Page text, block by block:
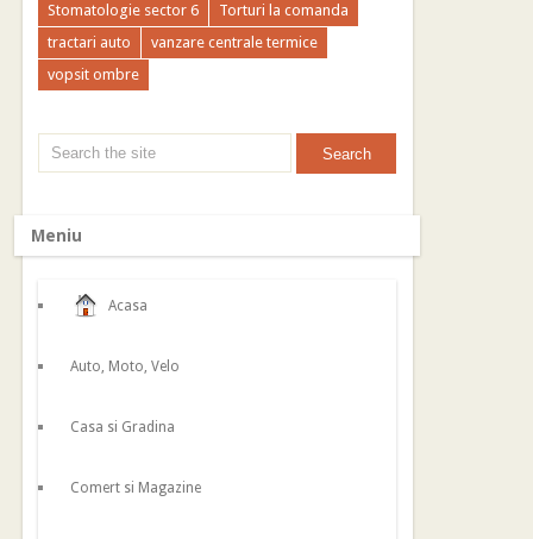
Stomatologie sector 6
Torturi la comanda
tractari auto
vanzare centrale termice
vopsit ombre
Meniu
Acasa
Auto, Moto, Velo
Casa si Gradina
Comert si Magazine